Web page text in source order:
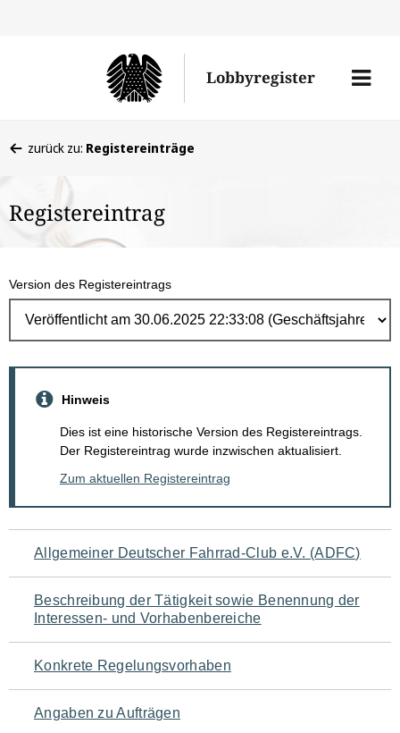
Lobbyregister
Menü
befinden
hier:
zurück zu: Registereinträge
Registereintrag
Version des Registereintrags
Hinweis
Dies ist eine historische Version des Registereintrags.
Der Registereintrag wurde inzwischen aktualisiert.
Zum aktuellen Registereintrag
Navigation
für
den
Seiteninhalt
Allgemeiner Deutscher Fahrrad-Club e.V. (ADFC)
Beschreibung der Tätigkeit sowie Benennung der
Interessen- und Vorhabenbereiche
Konkrete Regelungsvorhaben
Angaben zu Aufträgen